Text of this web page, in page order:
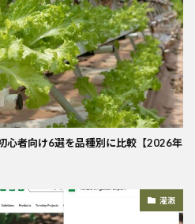
心者向け6選を品種別に比較【2026年
灌漑